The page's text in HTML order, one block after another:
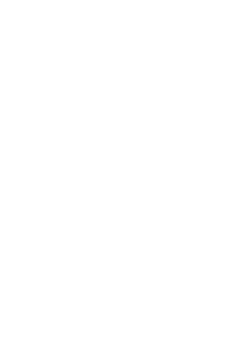
Arasa. Leia nossos conteúdos!
Arasa. Leia nossos conteúdos!